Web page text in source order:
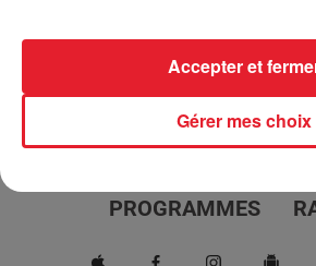
ACTUS
PROGRAMMES
Gérer mes choix
Accepter et